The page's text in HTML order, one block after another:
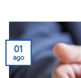
01
ago